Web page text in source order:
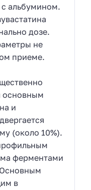
альбумином.
дозе.
не
приеме.
основным
и
(около 10%).
ферментами
в